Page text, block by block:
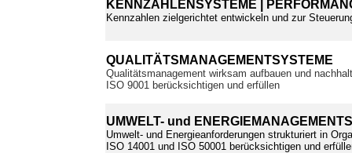
KENNZAHLENSYSTEME |
Kennzahlen zielgerichtet entwickeln und zur
QUALITÄTSMANAGEMENTSYSTEME
Qualitätsmanagement wirksam aufbauen und
ISO 9001 berücksichtigen und erfüllen
UMWELT- und
Umwelt- und Energieanforderungen strukturiert in
ISO 14001 und ISO 50001 berücksichtigen und